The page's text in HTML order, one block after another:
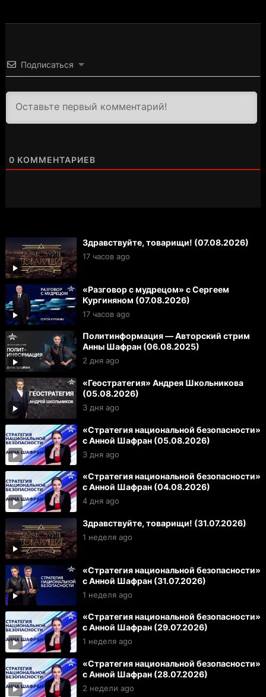
Подписаться
0 КОММЕНТАРИЕВ
Здравствуйте, товарищи! (07.08.2026)
17 часов ago
«Разговор с мудрецом» с Сергеем
Кургиняном (07.08.2026)
17 часов ago
Политинформация — Авторский стрим
Анны Шафран (06.08.2025)
2 дня ago
«Геостратегия» Андрея Школьникова
(05.08.2026)
3 дня ago
«Стратегия национальной безопасности»
с Анной Шафран (05.08.2026)
3 дня ago
«Стратегия национальной безопасности»
с Анной Шафран (04.08.2026)
4 дня ago
Здравствуйте, товарищи! (31.07.2026)
1 неделя ago
«Стратегия национальной безопасности»
с Анной Шафран (31.07.2026)
1 неделя ago
«Стратегия национальной безопасности»
с Анной Шафран (29.07.2026)
1 неделя ago
«Стратегия национальной безопасности»
с Анной Шафран (28.07.2026)
2 недели ago